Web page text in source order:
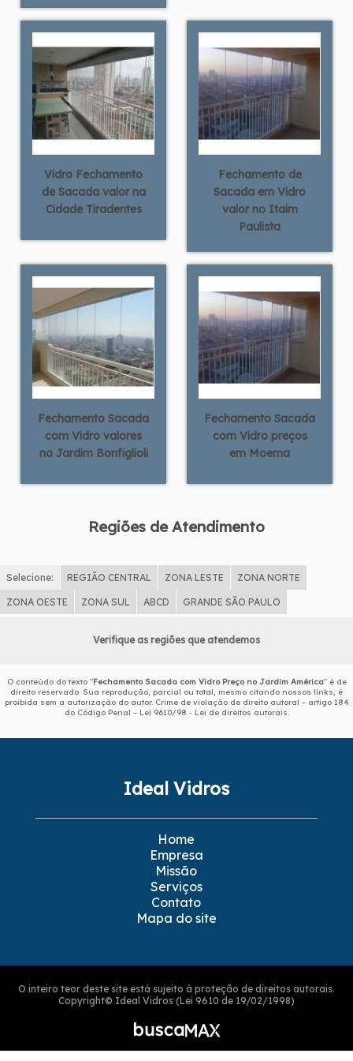
Vidro Fechamento
de Sacada valor na
Cidade Tiradentes
Fechamento de
Sacada em Vidro
valor no Itaim
Paulista
Fechamento Sacada
com Vidro valores
no Jardim Bonfiglioli
Fechamento Sacada
com Vidro preços
em Moema
Regiões de Atendimento
Selecione: REGIÃO CENTRAL ZONA LESTE ZONA NORTE
ZONA OESTE ZONA SUL ABCD GRANDE SÃO PAULO
Verifique as regiões que atendemos
O conteúdo do texto "Fechamento Sacada com Vidro Preço no Jardim América" é de
direito reservado. Sua reprodução, parcial ou total, mesmo citando nossos links, é
proibida sem a autorização do autor. Crime de violação de direito autoral – artigo 184
do Código Penal – Lei 9610/98 - Lei de direitos autorais.
Ideal Vidros
Home
Empresa
Missão
Serviços
Contato
Mapa do site
O inteiro teor deste site está sujeito à proteção de direitos autorais.
Copyright© Ideal Vidros (Lei 9610 de 19/02/1998)